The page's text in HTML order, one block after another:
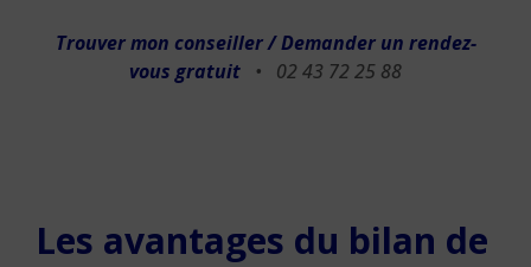
Trouver mon conseiller / Demander un rendez-
vous gratuit • 02 43 72 25 88
Les avantages du bilan de